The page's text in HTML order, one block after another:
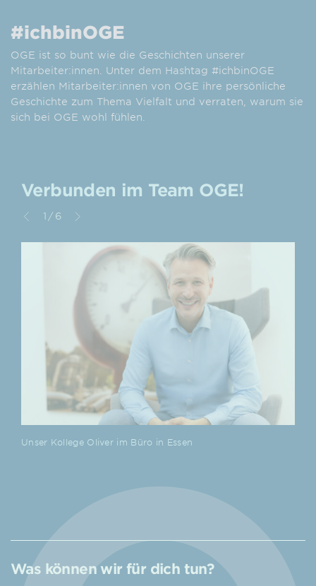
#ichbinOGE
OGE ist so bunt wie die Geschichten unserer
Mitarbeiter:innen. Unter dem Hashtag #ichbinOGE
erzählen Mitarbeiter:innen von OGE ihre persönliche
Geschichte zum Thema Vielfalt und verraten, warum sie
sich bei OGE wohl fühlen.
Verbunden im Team OGE!
2/6
Kolleg:innen im Gespräch auf der
Unser Kollege Oliver im Büro in Essen
Was können wir für dich tun?